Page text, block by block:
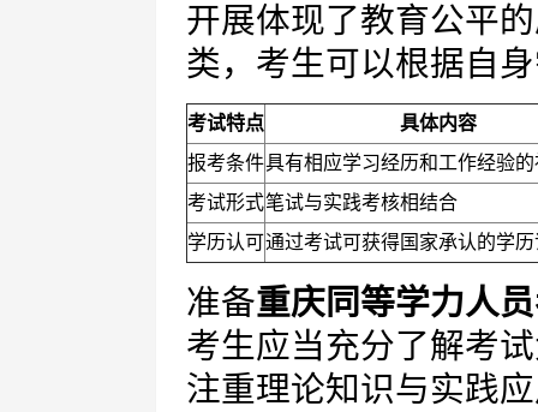
开展体现了教育公平
类，考生可以根据自
考试特点
具体内容
报考条件具有相应学习经历和工作经验
考试形式笔试与实践考核相结合
学历认可通过考试可获得国家承认的学
准备重庆同等学力人
考生应当充分了解考
注重理论知识与实践